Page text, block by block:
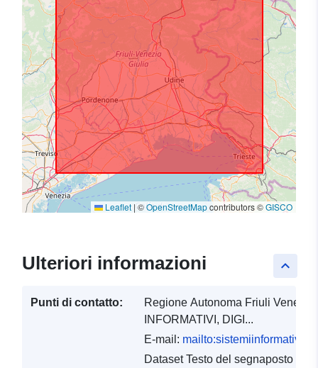
Leaflet |©OpenStreetMapcontributors ©GISCO
keyboard_arrow_up
Ulteriori informazioni
Punti di contatto:
Regione Autonoma Friuli
INFORMATIVI, DIGI...
E-mail:
Dataset Testo del segnaposto